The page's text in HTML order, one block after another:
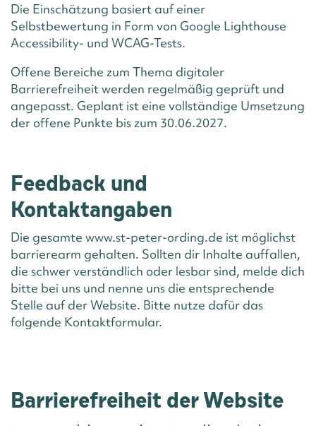
Die Einschätzung basiert auf einer
Selbstbewertung in Form von Google Lighthouse
Accessibility- und WCAG-Tests.
Offene Bereiche zum Thema digitaler
Barrierefreiheit werden regelmäßig geprüft und
angepasst. Geplant ist eine vollständige Umsetzung
der offene Punkte bis zum 30.06.2027.
Feedback und
Kontaktangaben
Die gesamte www.st-peter-ording.de ist möglichst
barrierearm gehalten. Sollten dir Inhalte auffallen,
die schwer verständlich oder lesbar sind, melde dich
bitte bei uns und nenne uns die entsprechende
Stelle auf der Website. Bitte nutze dafür das
folgende Kontaktformular.
Barrierefreiheit der Website